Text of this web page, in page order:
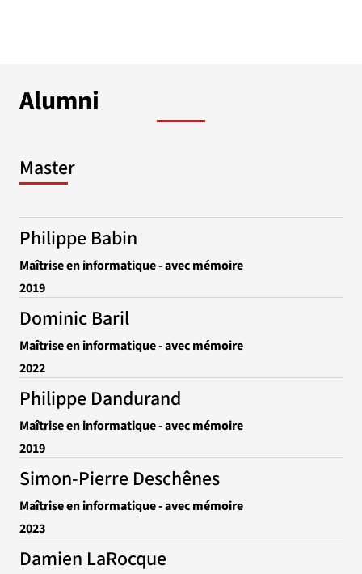
Alumni
Master
Philippe Babin
Maîtrise en informatique - avec mémoire
2019
Dominic Baril
Maîtrise en informatique - avec mémoire
2022
Philippe Dandurand
Maîtrise en informatique - avec mémoire
2019
Simon-Pierre Deschênes
Maîtrise en informatique - avec mémoire
2023
Damien LaRocque